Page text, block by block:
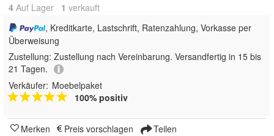
4 Auf Lager 1 verkauft
, Kreditkarte, Lastschrift, Ratenzahlung, Vorkasse per
Überweisung
Zustellung: Zustellung nach Vereinbarung. Versandfertig in 15 bis
21 Tagen.
Verkäufer: Moebelpaket
100% positiv
Merken Preis vorschlagen Teilen